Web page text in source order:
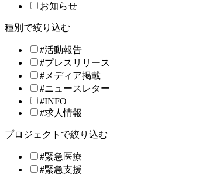
お知らせ
種別で絞り込む
#活動報告
#プレスリリース
#メディア掲載
#ニュースレター
#INFO
#求人情報
プロジェクトで絞り込む
#緊急医療
#緊急支援